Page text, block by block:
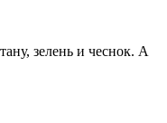
зелень и чеснок. А